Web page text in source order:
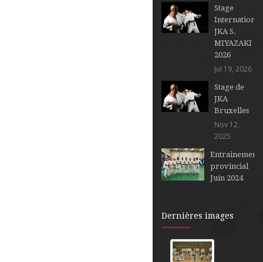
Stage
International
JKA S.
MIYAZAKI
2026
Jul 19, 2026
Stage de
JKA
Bruxelles
Nov 12,
2025
Entrainement
provincial
Juin 2024
Dernières images